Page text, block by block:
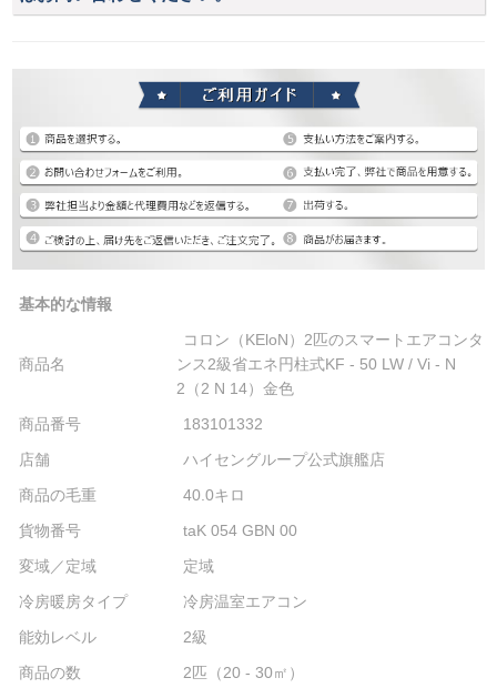
基本的な情報
商品名
コロン（KEloN）2匹のスマートエアコンタ
ンス2級省エネ円柱式KF - 50 LW / Vi - N
2（2 N 14）金色
商品番号
183101332
店舗
ハイセングループ公式旗艦店
商品の毛重
40.0キロ
貨物番号
taK 054 GBN 00
変域／定域
定域
冷房暖房タイプ
冷房温室エアコン
能効レベル
2級
商品の数
2匹（20 - 30㎡）